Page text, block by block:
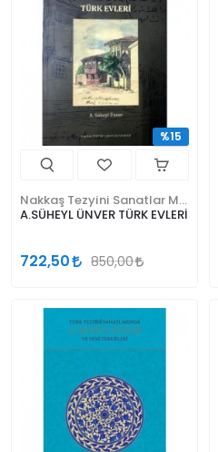
A.SÜHEYL ÜNVER TÜRK EVLERİ
722,50 850,00
%15